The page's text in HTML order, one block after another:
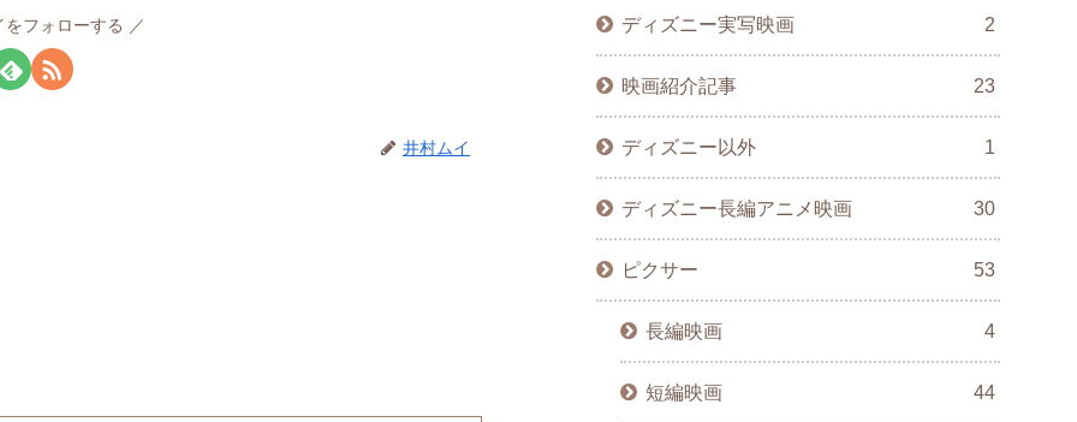
をフォローする
井村ムイ
ディズニー実写映画 2
映画紹介記事 23
ディズニー以外 1
ディズニー長編アニメ映画 30
ピクサー 53
長編映画 4
短編映画 44